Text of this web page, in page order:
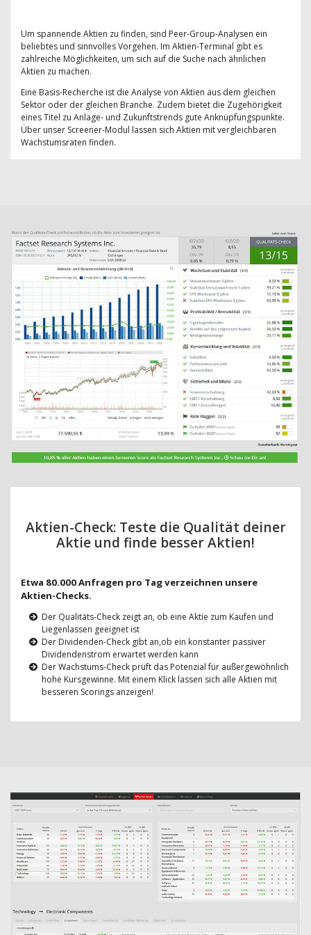
Um spannende Aktien zu finden, sind Peer-Group-Analysen ein
beliebtes und sinnvolles Vorgehen. Im Aktien-Terminal gibt es
zahlreiche Möglichkeiten, um sich auf die Suche nach ähnlichen
Aktien zu machen.
Eine Basis-Recherche ist die Analyse von Aktien aus dem gleichen
Sektor oder der gleichen Branche. Zudem bietet die Zugehörigkeit
eines Titel zu Anlage- und Zukunftstrends gute Anknüpfungspunkte.
Über unser Screener-Modul lassen sich Aktien mit vergleichbaren
Wachstumsraten finden.
Aktien-Check: Teste die Qualität deiner
Aktie und finde besser Aktien!
Etwa 80.000 Anfragen pro Tag verzeichnen unsere
Aktien-Checks.
Der Qualitäts-Check zeigt an, ob eine Aktie zum Kaufen und
Liegenlassen geeignet ist
Der Dividenden-Check gibt an,ob ein konstanter passiver
Dividendenstrom erwartet werden kann
Der Wachstums-Check prüft das Potenzial für außergewöhnlich
hohe Kursgewinne. Mit einem Klick lassen sich alle Aktien mit
besseren Scorings anzeigen!